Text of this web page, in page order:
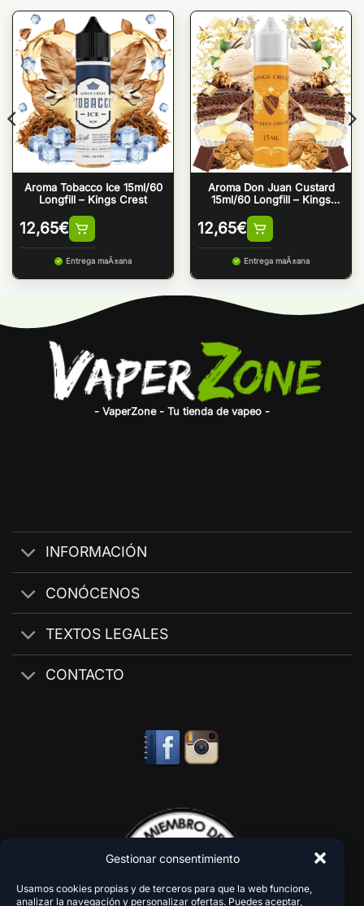
Gestionar consentimiento
Usamos cookies propias y de terceros para que la web funcione,
analizar la navegación y personalizar ofertas. Puedes aceptar,
Aroma Tobacco Ice 15ml/60
Longfill – Kings Crest
12,65€
Entrega maÃ±ana
Aroma Don Juan Custard
15ml/60 Longfill – Kings
12,65€
Entrega maÃ±ana
- VaperZone - Tu tienda de vapeo -
INFORMACIÓN
CONÓCENOS
TEXTOS LEGALES
CONTACTO